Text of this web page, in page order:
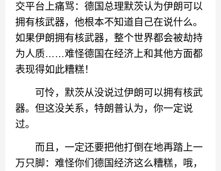
交平台上痛骂：德国总理默茨认为伊朗可以
拥有核武器，他根本不知道自己在说什么。
如果伊朗拥有核武器，整个世界都会被劫持
为人质……难怪德国在经济上和其他方面都
表现得如此糟糕！
可怜，默茨从没说过伊朗可以拥有核武
器。但这没关系，特朗普认为，你一定说
过。
而且，一定还要把他打倒在地再踏上一
万只脚：难怪你们德国经济这么糟糕，哦，